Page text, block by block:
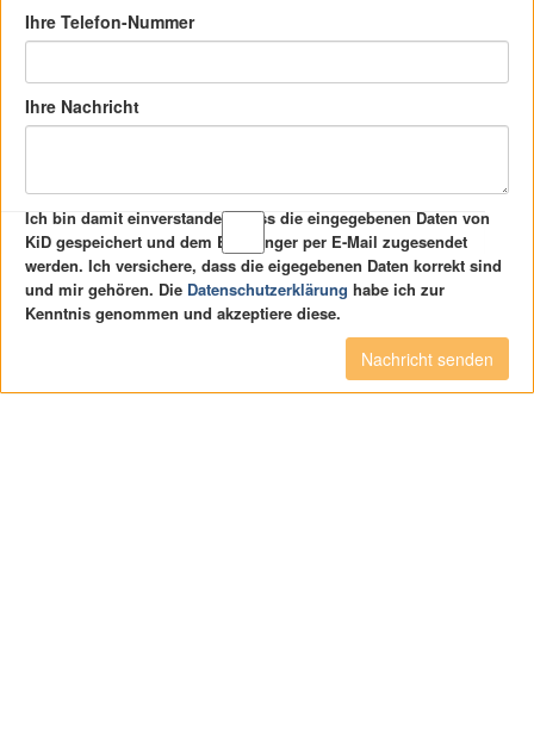
Ihre Telefon-Nummer
Ihre Nachricht
Ich bin damit einverstanden, dass die eingegebenen Daten von
KiD gespeichert und dem Empfänger per E-Mail zugesendet
werden. Ich versichere, dass die eigegebenen Daten korrekt sind
und mir gehören. Die Datenschutzerklärung habe ich zur
Kenntnis genommen und akzeptiere diese.
Nachricht senden